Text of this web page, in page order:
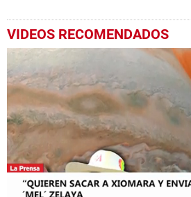
VIDEOS RECOMENDADOS